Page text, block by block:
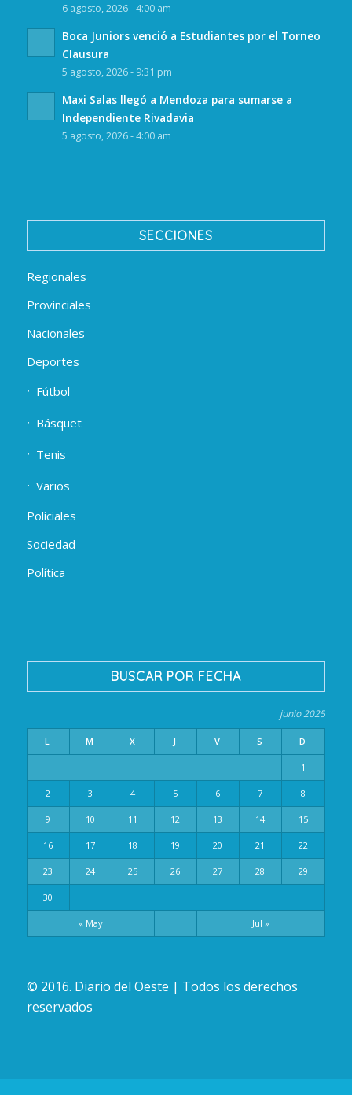
6 agosto, 2026 - 4:00 am
Boca Juniors venció a Estudiantes por el Torneo
Clausura
5 agosto, 2026 - 9:31 pm
Maxi Salas llegó a Mendoza para sumarse a
Independiente Rivadavia
5 agosto, 2026 - 4:00 am
SECCIONES
Regionales
Provinciales
Nacionales
Deportes
Fútbol
Básquet
Tenis
Varios
Policiales
Sociedad
Política
BUSCAR POR FECHA
junio 2025
L M X J V S D
« May Jul »
1
2 3 4 5 6 7 8
9 10 11 12 13 14 15
16 17 18 19 20 21 22
23 24 25 26 27 28 29
30
© 2016. Diario del Oeste | Todos los derechos
reservados